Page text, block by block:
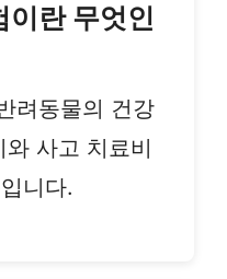
이란 무엇인
려동물의 건강
사고 치료비
니다.